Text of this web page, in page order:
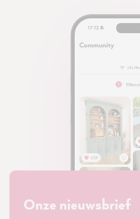
Onze nieuwsbrief